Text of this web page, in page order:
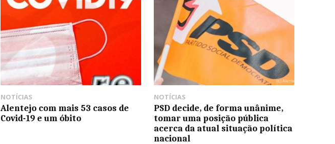
NOTÍCIAS
Alentejo com mais 53 casos de
Covid-19 e um óbito
NOTÍCIAS
PSD decide, de forma unânime,
tomar uma posição pública
acerca da atual situação política
nacional